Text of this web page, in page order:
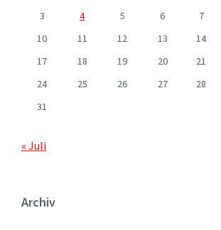
3
4 5 6 7
10
11 12 13 14
17
18 19 20 21
24
25 26 27 28
31
« Juli
Archiv